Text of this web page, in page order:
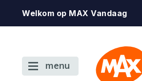
Welkom op MAX Vandaag
menu